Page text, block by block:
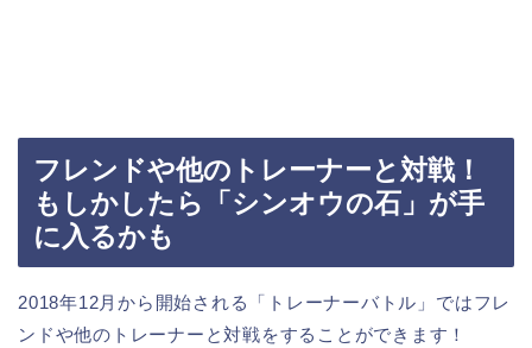
フレンドや他のトレーナーと対戦！
もしかしたら「シンオウの石」が手
に入るかも
2018年12月から開始される「トレーナーバトル」ではフレ
ンドや他のトレーナーと対戦をすることができます！